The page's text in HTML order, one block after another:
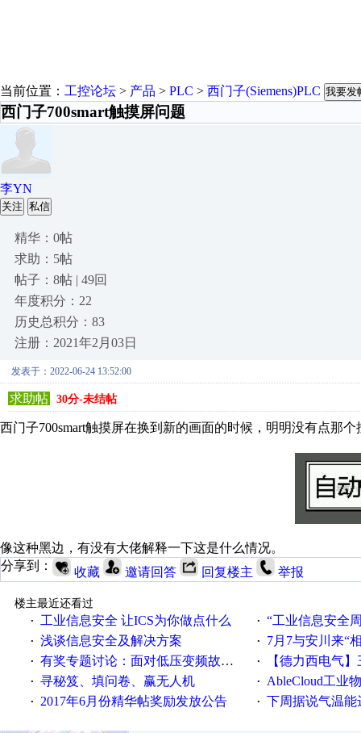
当前位置： 工控论坛 > 产品 > PLC > 西门子(Siemens)PLC 我要发
西门子700smart触摸屏问题
李YN
关注 私信
精华：0帖
求助：5帖
帖子：8帖 | 49回
年度积分：22
历史总积分：83
注册：2021年2月03日
发表于：2022-06-24 13:52:00
求助帖 30分-未结帖
西门子700smart触摸屏在换到新的画面的时候，明明没有点那
像这种黑边，有没有大佬解释一下这是什么情况。
分享到：
收藏 邀请回答 回复楼主 举报
楼主最近还看过
·
工业信息安全 让ICS为你做点什么 · “工业信息安全周之我见”
· 浅谈信息安全及解决方案 · 7月7与安川来“
· 有奖专题讨论：面对低压变频故障，老手是这样解决的！ · 【德力西电气】三
· 寻秘笈、填问卷、赢无人机 · AbleCloud工业物联
· 2017年6月份精华帖奖励发放公告 · 下周据说气温能